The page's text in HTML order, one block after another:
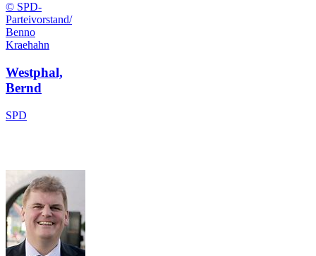
© SPD-
Parteivorstand/
Benno
Kraehahn
Westphal,
Bernd
SPD